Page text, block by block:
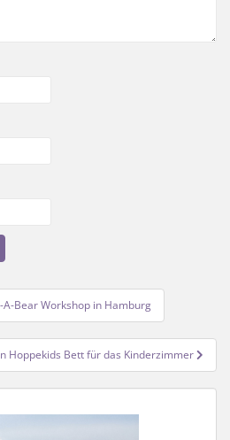
Bear Workshop in Hamburg
Hoppekids Bett für das Kinderzimmer